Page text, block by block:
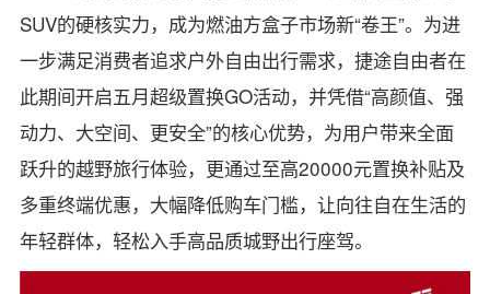
SUV的硬核实力，成为燃油方盒子市场新“卷王”。为进
一步满足消费者追求户外自由出行需求，捷途自由者在
此期间开启五月超级置换GO活动，并凭借“高颜值、强
动力、大空间、更安全”的核心优势，为用户带来全面
跃升的越野旅行体验，更通过至高20000元置换补贴及
多重终端优惠，大幅降低购车门槛，让向往自在生活的
年轻群体，轻松入手高品质城野出行座驾。